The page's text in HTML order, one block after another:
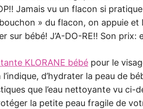
Jamais vu un flacon si
» du flacon, on appuie
sur bébé! J’A-DO-RE!! Son prix:
KLORANE bébé pour le
d’hydrater la peau de
que l’eau nettoyante vu ci-
la petite peau fragile de